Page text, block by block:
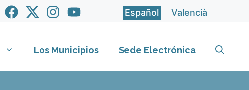
Español Valencià
Los Municipios Sede Electrónica